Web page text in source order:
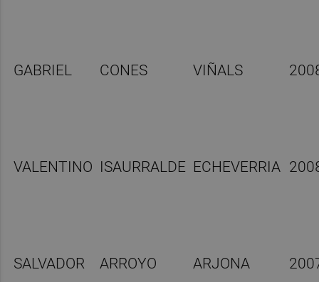
GABRIEL CONES VIÑALS
VALENTINO ISAURRALDE ECHEVERRIA
SALVADOR ARROYO ARJONA